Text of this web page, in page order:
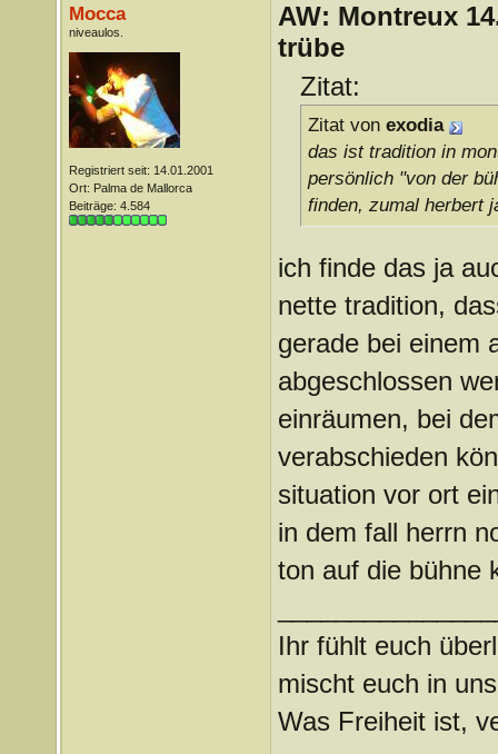
Mocca
niveaulos.
Registriert seit: 14.01.2001
Ort: Palma de Mallorca
Beiträge: 4.584
AW: Montreux
trübe
Zitat:
Zitat von exodia
das ist tradition in
persönlich "von der
finden, zumal herbert
ich finde das ja
nette tradition,
gerade bei einem
abgeschlossen
einräumen, bei
verabschieden
situation vor ort
in dem fall herrn
ton auf die bühne
Ihr fühlt euch
mischt euch in
Was Freiheit ist,